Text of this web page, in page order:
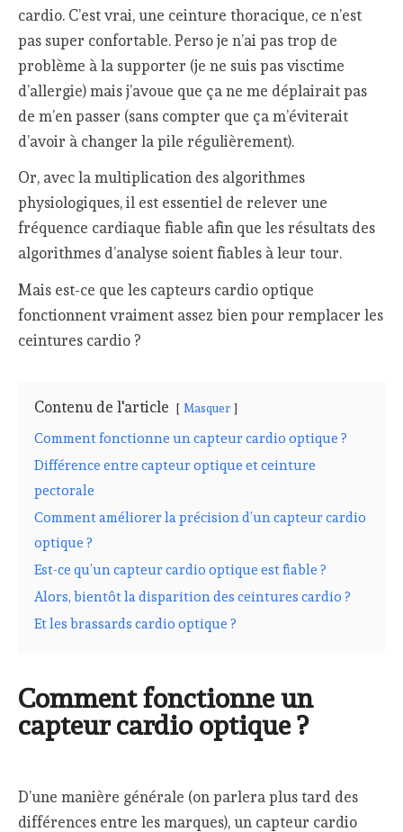
cardio. C’est vrai, une ceinture thoracique, ce n’est
pas super confortable. Perso je n’ai pas trop de
problème à la supporter (je ne suis pas visctime
d’allergie) mais j’avoue que ça ne me déplairait pas
de m’en passer (sans compter que ça m’éviterait
d’avoir à changer la pile régulièrement).
Or, avec la multiplication des algorithmes
physiologiques, il est essentiel de relever une
fréquence cardiaque fiable afin que les résultats des
algorithmes d’analyse soient fiables à leur tour.
Mais est-ce que les capteurs cardio optique
fonctionnent vraiment assez bien pour remplacer les
ceintures cardio ?
Contenu de l'article Masquer
Comment fonctionne un capteur cardio optique ?
Différence entre capteur optique et ceinture
pectorale
Comment améliorer la précision d’un capteur cardio
optique ?
Est-ce qu’un capteur cardio optique est fiable ?
Alors, bientôt la disparition des ceintures cardio ?
Et les brassards cardio optique ?
Comment fonctionne un
capteur cardio optique ?
D’une manière générale (on parlera plus tard des
différences entre les marques), un capteur cardio